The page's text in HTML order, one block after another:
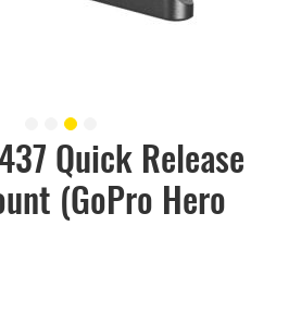
Quick Release
(GoPro Hero